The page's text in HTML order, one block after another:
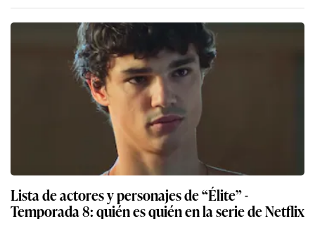
Lista de actores y personajes de “Élite” -
Temporada 8: quién es quién en la serie de Netflix